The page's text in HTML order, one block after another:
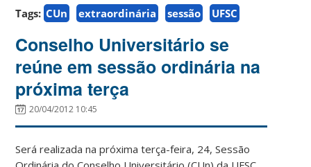
Tags: CUn extraordinária sessão UFSC
Conselho Universitário se
reúne em sessão ordinária na
próxima terça
20/04/2012 10:45
Será realizada na próxima terça-feira, 24, Sessão